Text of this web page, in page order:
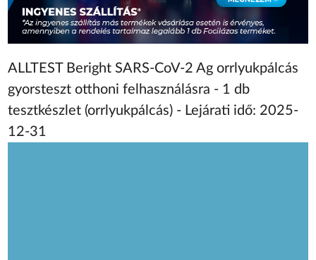
ALLTEST Beright SARS-CoV-2 Ag orrlyukpálcás
gyorsteszt otthoni felhasználásra - 1 db
tesztkészlet (orrlyukpálcás) - Lejárati idő: 2025-
12-31